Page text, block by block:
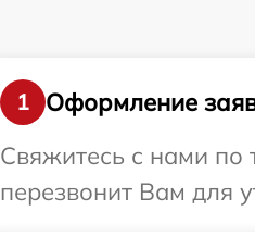
1
Оформление
Свяжитесь с нами по
перезвонит Вам для